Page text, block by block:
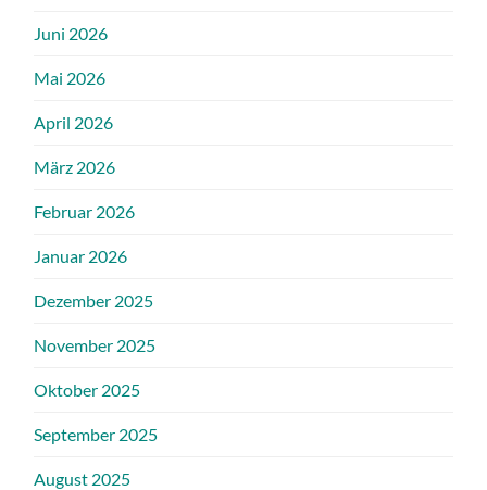
Juni 2026
Mai 2026
April 2026
März 2026
Februar 2026
Januar 2026
Dezember 2025
November 2025
Oktober 2025
September 2025
August 2025